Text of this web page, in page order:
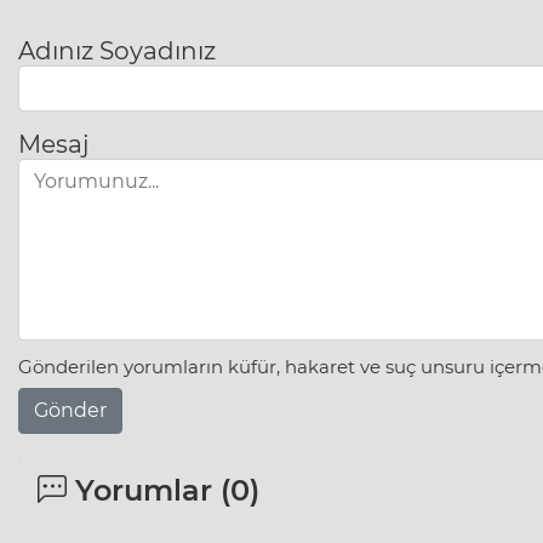
Adınız Soyadınız
Mesaj
Gönderilen yorumların küfür, hakaret ve suç unsuru
Gönder
Yorumlar (0)